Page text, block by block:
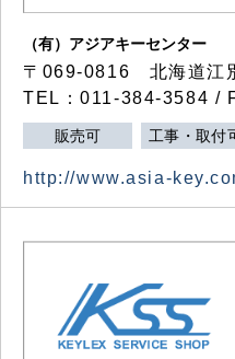
（有）アジアキーセンター
〒069-0816 北海道江
TEL：011-384-3584 /
販売可 工事・取付
http://www.asia-